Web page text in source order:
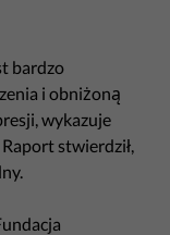
bardzo
i obniżoną
wykazuje
stwierdził,